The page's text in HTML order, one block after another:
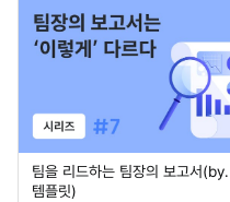
팀을 리드하는 팀장의 보고서
템플릿)